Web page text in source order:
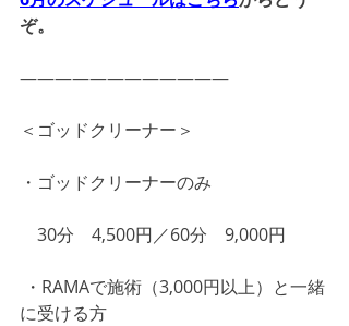
ぞ。
――――――――――――
＜ゴッドクリーナー＞
・ゴッドクリーナーのみ
30分　4,500円／60分　9,000円
・RAMAで施術（3,000円以上）と一緒
に受ける方